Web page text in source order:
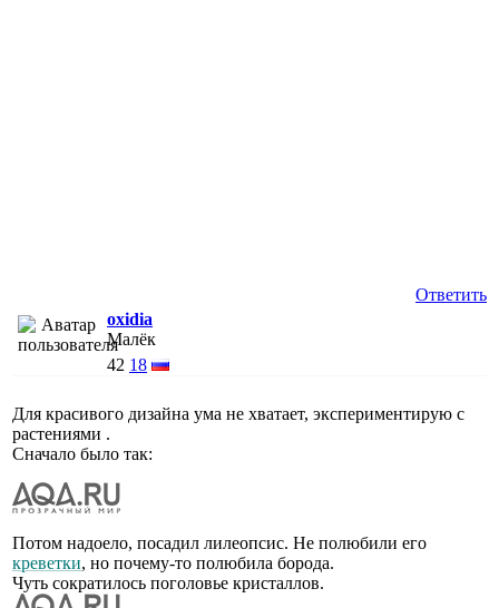
Ответить
oxidia
Малёк
42 18
Для красивого дизайна ума не хватает, экспериментирую с
растениями .
Сначало было так:
Потом надоело, посадил лилеопсис. Не полюбили его
креветки, но почему-то полюбила борода.
Чуть сократилось поголовье кристаллов.